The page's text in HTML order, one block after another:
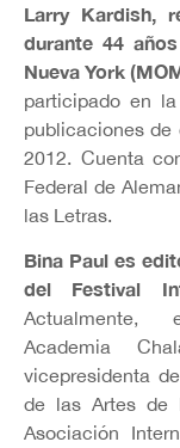
Larry Kardish,
durante 44
Nueva York
participado en
publicaciones de
2012. Cuenta
Federal de
las Letras.
Bina Paul es
del Festival
Academia
vicepresidenta
de las Artes de
Asociación